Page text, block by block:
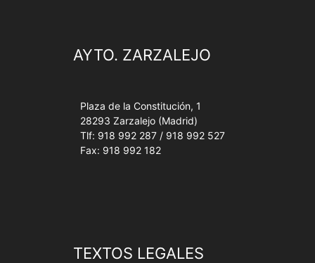
AYTO. ZARZALEJO
Plaza de la Constitución, 1
28293 Zarzalejo (Madrid)
Tlf: 918 992 287 / 918 992 527
Fax: 918 992 182
TEXTOS LEGALES